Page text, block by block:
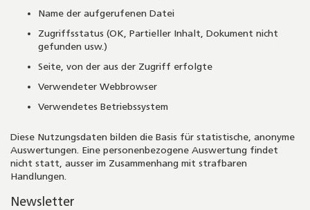
Name der aufgerufenen Datei
Zugriffsstatus (OK, Partieller Inhalt, Dokument nicht
gefunden usw.)
Seite, von der aus der Zugriff erfolgte
Verwendeter Webbrowser
Verwendetes Betriebssystem
Diese Nutzungsdaten bilden die Basis für statistische, anonyme
Auswertungen. Eine personenbezogene Auswertung findet
nicht statt, ausser im Zusammenhang mit strafbaren
Handlungen.
Newsletter